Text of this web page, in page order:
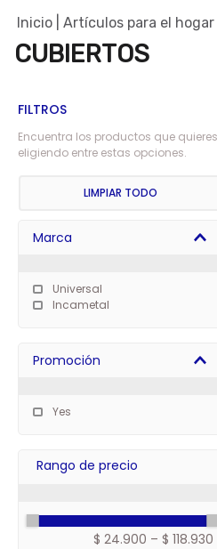
Artículos para el hogar
CUBIERTOS
FILTROS
Encuentra los productos que quieres
eligiendo entre estas opciones.
Marca
Universal
Incametal
Promoción
Yes
$ 24.900 – $ 118.930
LIMPIAR TODO